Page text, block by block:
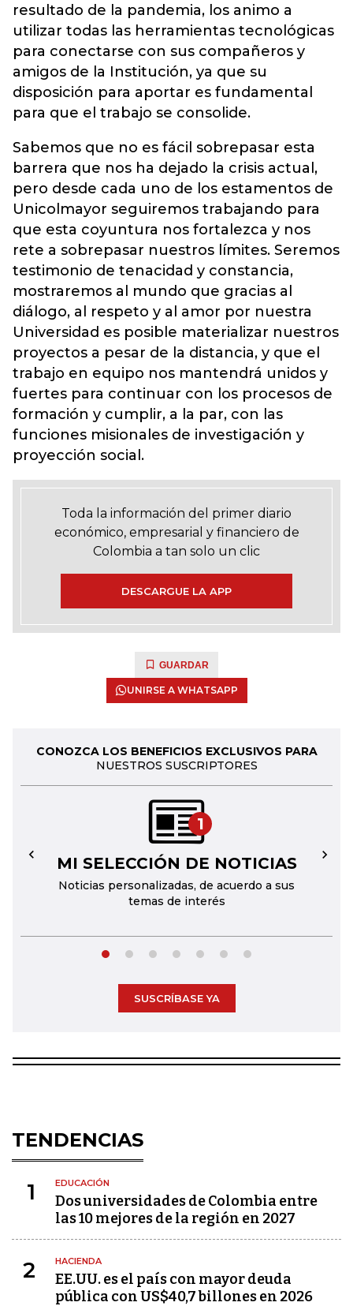
resultado de la pandemia, los animo a
utilizar todas las herramientas tecnológicas
para conectarse con sus compañeros y
amigos de la Institución, ya que su
disposición para aportar es fundamental
para que el trabajo se consolide.
Sabemos que no es fácil sobrepasar esta
barrera que nos ha dejado la crisis actual,
pero desde cada uno de los estamentos de
Unicolmayor seguiremos trabajando para
que esta coyuntura nos fortalezca y nos
rete a sobrepasar nuestros límites. Seremos
testimonio de tenacidad y constancia,
mostraremos al mundo que gracias al
diálogo, al respeto y al amor por nuestra
Universidad es posible materializar nuestros
proyectos a pesar de la distancia, y que el
trabajo en equipo nos mantendrá unidos y
fuertes para continuar con los procesos de
formación y cumplir, a la par, con las
funciones misionales de investigación y
proyección social.
Toda la información del primer diario
económico, empresarial y financiero de
Colombia a tan solo un clic
DESCARGUE LA APP
GUARDAR
UNIRSE A WHATSAPP
CONOZCA LOS BENEFICIOS EXCLUSIVOS PARA
NUESTROS SUSCRIPTORES
1
MI SELECCIÓN DE NOTICIAS
Noticias personalizadas, de acuerdo a sus
temas de interés
← →
SUSCRÍBASE YA
TENDENCIAS
1 EDUCACIÓN
Dos universidades de Colombia entre
las 10 mejores de la región en 2027
2 HACIENDA
EE.UU. es el país con mayor deuda
pública con US$40,7 billones en 2026